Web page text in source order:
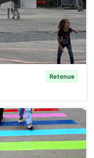
Retenue